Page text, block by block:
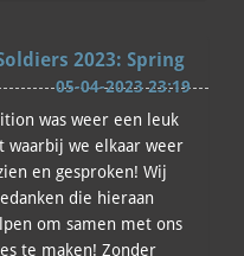
2023: Spring
05-04-2023 23:19
was weer een leuk
waarbij we elkaar weer
en gesproken! Wij
die hieraan
om samen met ons
te maken! Zonder